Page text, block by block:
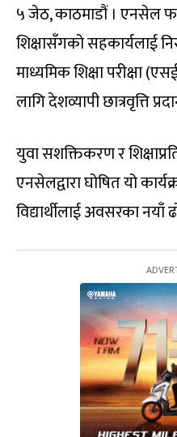
५ जेठ, काठमाडौं । एनसेल
शिक्षासँगको सहकार्यलाई
माध्यमिक शिक्षा परीक्षा
लागि देशव्यापी छात्रवृत्ति
युवा सशक्तिकरण र
एनसेलद्वारा घोषित यो
विद्यार्थीलाई अवसरका